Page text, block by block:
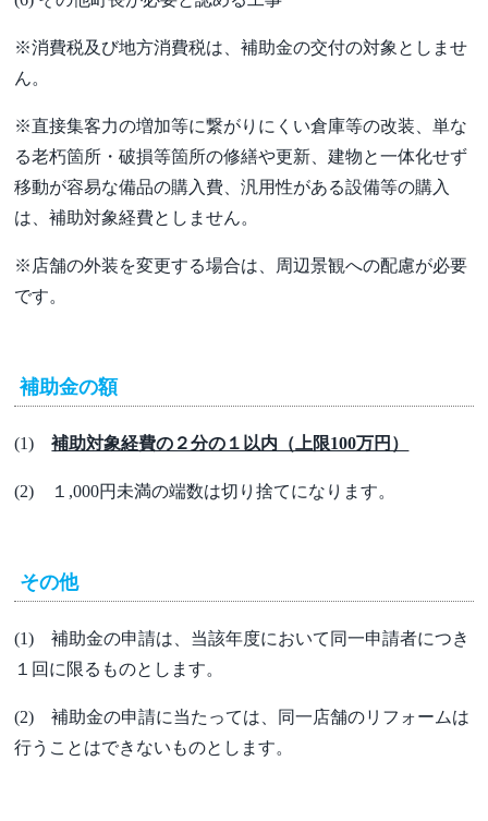
※消費税及び地方消費税は、補助金の交付の対象としませ
ん。
※直接集客力の増加等に繋がりにくい倉庫等の改装、単な
る老朽箇所・破損等箇所の修繕や更新、建物と一体化せず
移動が容易な備品の購入費、汎用性がある設備等の購入
は、補助対象経費としません。
※店舗の外装を変更する場合は、周辺景観への配慮が必要
です。
補助金の額
(1)補助対象経費の２分の１以内（上限100万円）
(2) １,000円未満の端数は切り捨てになります。
その他
(1) 補助金の申請は、当該年度において同一申請者につき
１回に限るものとします。
(2) 補助金の申請に当たっては、同一店舗のリフォームは
行うことはできないものとします。